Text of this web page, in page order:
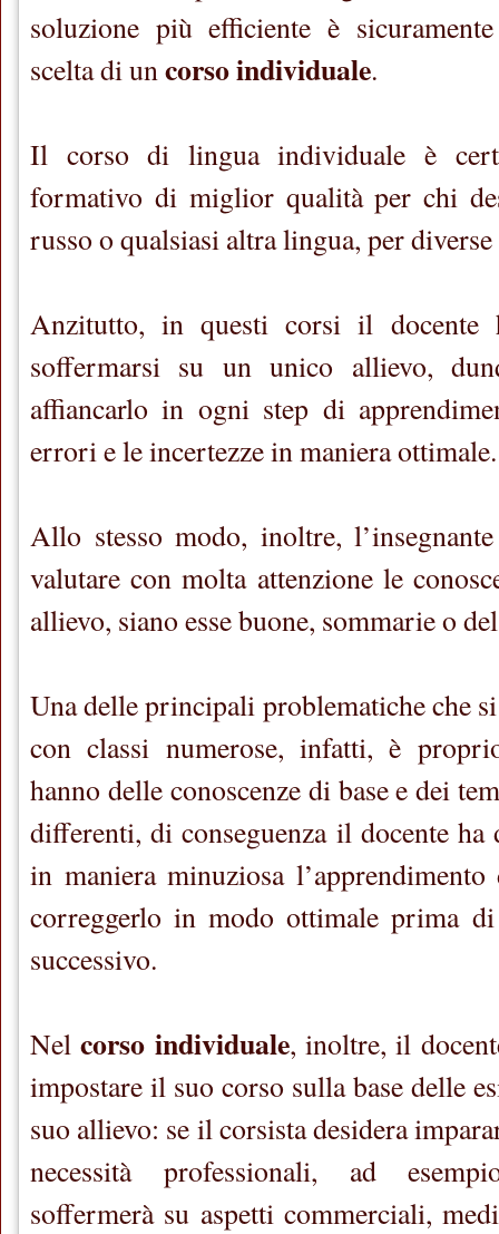
soluzione più efficiente è
scelta di un corso individuale.
Il corso di lingua individuale è
formativo di miglior qualità per chi
russo o qualsiasi altra lingua, per
Anzitutto, in questi corsi il docente
soffermarsi su un unico allievo,
affiancarlo in ogni step di
errori e le incertezze in maniera ottimale.
Allo stesso modo, inoltre,
valutare con molta attenzione le
allievo, siano esse buone, sommarie o
Una delle principali problematiche che
con classi numerose, infatti, è
hanno delle conoscenze di base e dei
differenti, di conseguenza il docente
in maniera minuziosa
correggerlo in modo ottimale prima
successivo.
Nelcorso individuale, inoltre, il
impostare il suo corso sulla base delle
suo allievo: se il corsista desidera
necessità professionali, ad
soffermerà su aspetti commerciali,